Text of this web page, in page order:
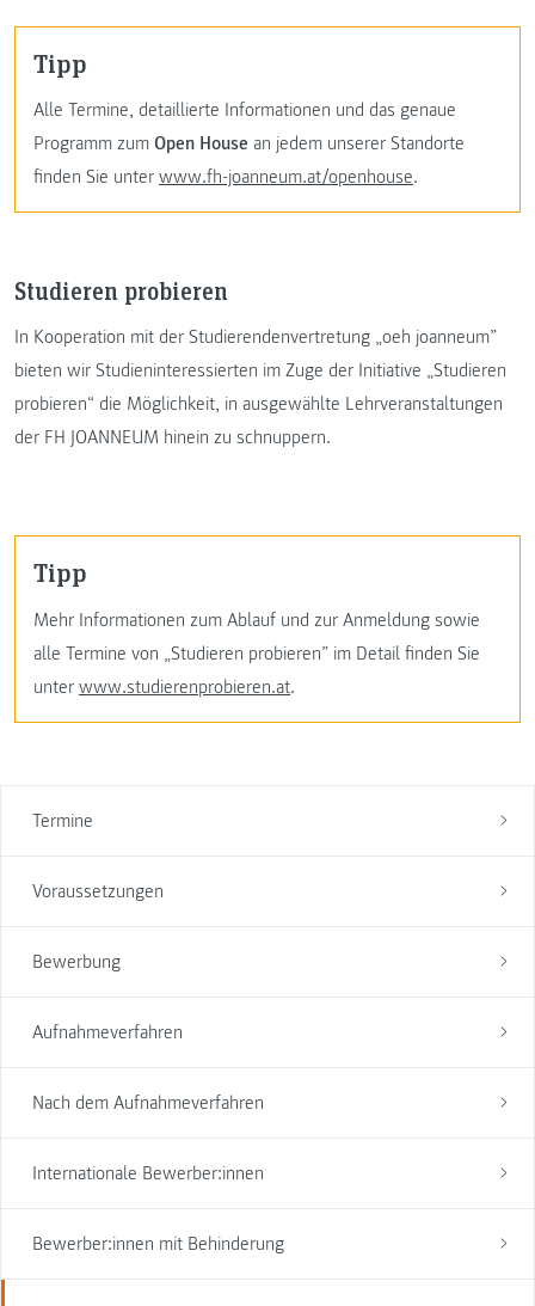
Termine
Voraussetzungen
Bewerbung
Aufnahmeverfahren
Nach dem Aufnahmeverfahren
Internationale Bewerber:innen
Bewerber:innen mit Behinderung
Tipp
Alle Termine, detaillierte Informationen und das genaue
Programm zum Open House an jedem unserer Standorte
finden Sie unter www.fh-joanneum.at/openhouse.
Studieren probieren
In Kooperation mit der Studierendenvertretung „oeh joanneum”
bieten wir Studieninteressierten im Zuge der Initiative „Studieren
probieren“ die Möglichkeit, in ausgewählte Lehrveranstaltungen
der FH JOANNEUM hinein zu schnuppern.
Tipp
Mehr Informationen zum Ablauf und zur Anmeldung sowie
alle Termine von „Studieren probieren” im Detail finden Sie
unter www.studierenprobieren.at.